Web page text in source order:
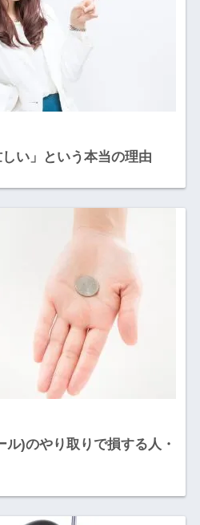
しい」という本当の理由
)のやり取りで損する人・